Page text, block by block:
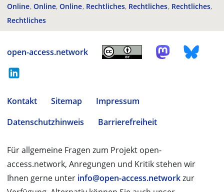
Online Online Online Rechtliches Rechtliches Rechtliches
Rechtliches
open-access.network
Kontakt Sitemap
Impressum
Datenschutzhinweis
Barrierefreiheit
Für allgemeine Fragen zum Projekt open-
access.network, Anregungen und Kritik stehen wir
Ihnen gerne unter info@open-access.networkzur